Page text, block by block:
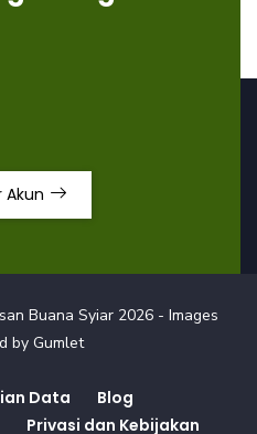
Buana Syiar 2026 - Images
by Gumlet
Data
Blog
Privasi dan Kebijakan